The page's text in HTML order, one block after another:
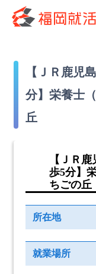
【ＪＲ鹿
分】栄養士
丘
【ＪＲ
歩5分】
ちごの丘
所在地
就業場所